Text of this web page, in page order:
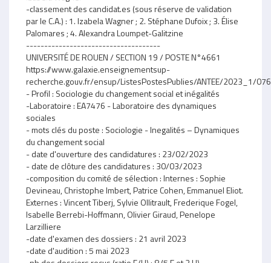
-classement des candidat.es (sous réserve de validation
par le C.A.) : 1. Izabela Wagner ; 2. Stéphane Dufoix ; 3. Élise
Palomares ; 4. Alexandra Loumpet-Galitzine
-------------------------------------
UNIVERSITÉ DE ROUEN / SECTION 19 / POSTE N°4661
https://www.galaxie.enseignementsup-
recherche.gouv.fr/ensup/ListesPostesPublies/ANTEE/2023_1/
- Profil : Sociologie du changement social et inégalités
-Laboratoire : EA7476 - Laboratoire des dynamiques
sociales
- mots clés du poste : Sociologie - Inegalités – Dynamiques
du changement social
- date d'ouverture des candidatures : 23/02/2023
- date de clôture des candidatures : 30/03/2023
-composition du comité de sélection : Internes : Sophie
Devineau, Christophe Imbert, Patrice Cohen, Emmanuel Eliot.
Externes : Vincent Tiberj, Sylvie Ollitrault, Frederique Fogel,
Isabelle Berrebi-Hoffmann, Olivier Giraud, Penelope
Larzilliere
-date d'examen des dossiers : 21 avril 2023
-date d'audition : 5 mai 2023